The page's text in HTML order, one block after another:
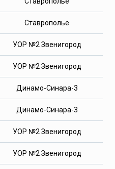
Ставрополье
УОР №2 Звенигород
УОР №2 Звенигород
Динамо-Синара-3
Динамо-Синара-3
УОР №2 Звенигород
УОР №2 Звенигород